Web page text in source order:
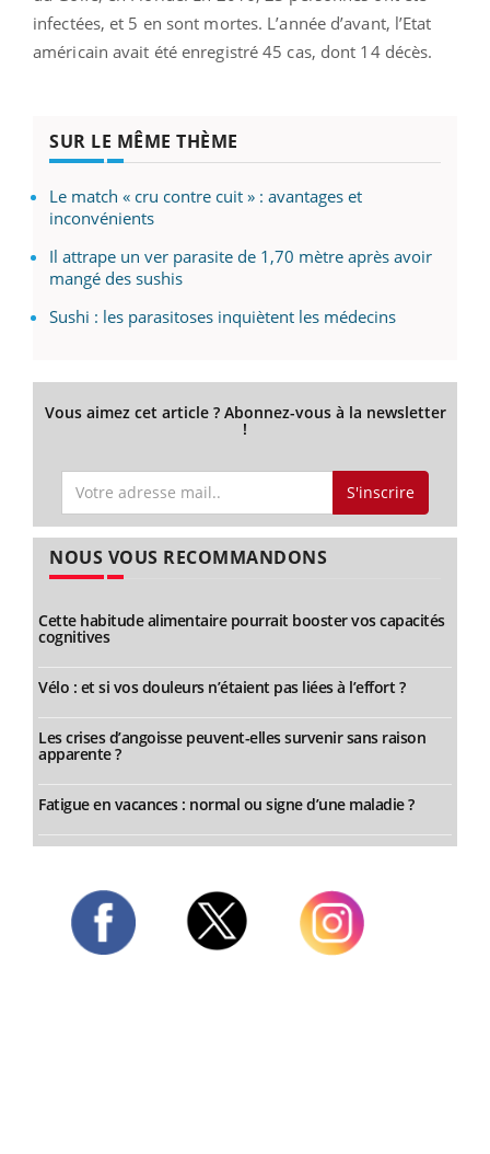
infectées, et 5 en sont mortes. L’année d’avant, l’Etat
américain avait été enregistré 45 cas, dont 14 décès.
SUR LE MÊME THÈME
Le match « cru contre cuit » : avantages et
inconvénients
Il attrape un ver parasite de 1,70 mètre après avoir
mangé des sushis
Sushi : les parasitoses inquiètent les médecins
Vous aimez cet article ? Abonnez-vous à la newsletter
!
S'inscrire
NOUS VOUS RECOMMANDONS
Cette habitude alimentaire pourrait booster vos capacités
cognitives
Vélo : et si vos douleurs n’étaient pas liées à l’effort ?
Les crises d’angoisse peuvent-elles survenir sans raison
apparente ?
Fatigue en vacances : normal ou signe d’une maladie ?